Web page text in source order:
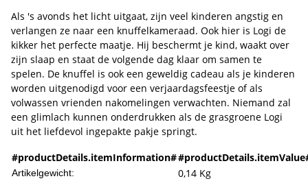
Als 's avonds het licht uitgaat, zijn veel kinderen angstig en
verlangen ze naar een knuffelkameraad. Ook hier is Logi de
kikker het perfecte maatje. Hij beschermt je kind, waakt over
zijn slaap en staat de volgende dag klaar om samen te
spelen. De knuffel is ook een geweldig cadeau als je kinderen
worden uitgenodigd voor een verjaardagsfeestje of als
volwassen vrienden nakomelingen verwachten. Niemand zal
een glimlach kunnen onderdrukken als de grasgroene Logi
uit het liefdevol ingepakte pakje springt.
#productDetails.itemInformation#
Artikelgewicht: 0,14 Kg